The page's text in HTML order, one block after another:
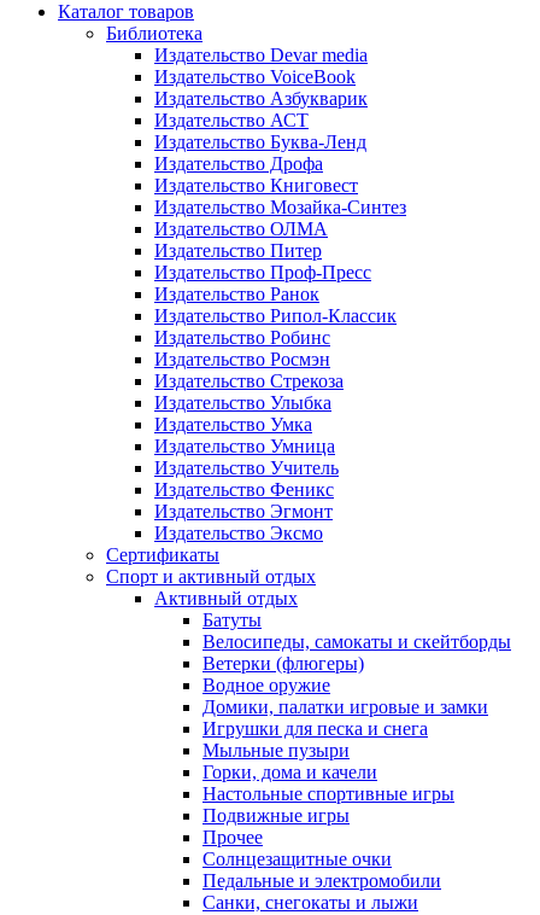
Каталог товаров
Библиотека
Издательство Devar media
Издательство VoiceBook
Издательство Азбукварик
Издательство АСТ
Издательство Буква-Ленд
Издательство Дрофа
Издательство Книговест
Издательство Мозайка-Синтез
Издательство ОЛМА
Издательство Питер
Издательство Проф-Пресс
Издательство Ранок
Издательство Рипол-Классик
Издательство Робинс
Издательство Росмэн
Издательство Стрекоза
Издательство Улыбка
Издательство Умка
Издательство Умница
Издательство Учитель
Издательство Феникс
Издательство Эгмонт
Издательство Эксмо
Сертификаты
Спорт и активный отдых
Активный отдых
Батуты
Велосипеды, самокаты и скейтборды
Ветерки (флюгеры)
Водное оружие
Домики, палатки игровые и замки
Игрушки для песка и снега
Мыльные пузыри
Горки, дома и качели
Настольные спортивные игры
Подвижные игры
Прочее
Солнцезащитные очки
Педальные и электромобили
Санки, снегокаты и лыжи